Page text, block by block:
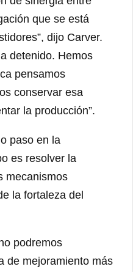
que se está
dijo Carver.
detenido. Hemos
pensamos
conservar esa
la producción”.
paso en la
es resolver la
mecanismos
la fortaleza del
podremos
de mejoramiento más